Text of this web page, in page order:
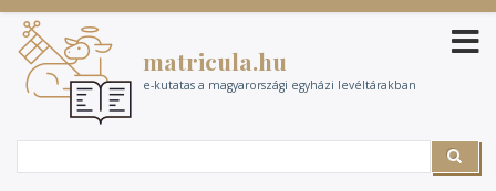
Ugrás
tartalomra
matricula.hu
e-kutatas a magyarországi egyházi levéltárakban
Search